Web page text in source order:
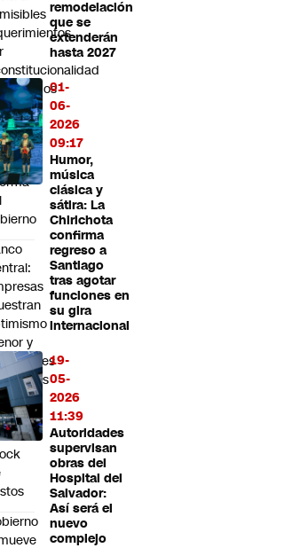
remodelación
que se
extenderán
hasta 2027
01-
06-
2026
09:17
Humor,
música
clásica y
sátira: La
Chirichota
confirma
regreso a
Santiago
tras agotar
funciones en
su gira
internacional
19-
05-
2026
11:39
Autoridades
supervisan
obras del
Hospital del
Salvador:
Así será el
nuevo
complejo
la
y